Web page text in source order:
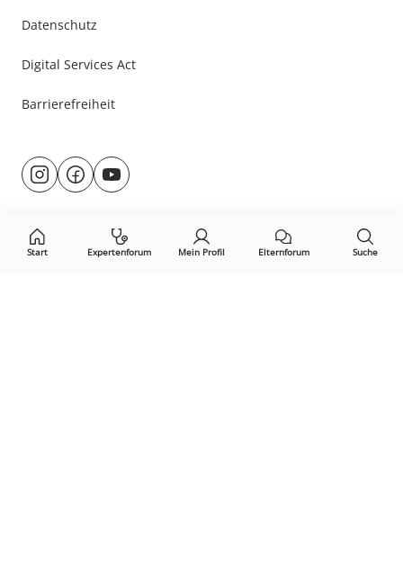
Start Expertenforum Mein Profil Elternforum Suche
Datenschutz
Digital Services Act
Barrierefreiheit
Besuche
uns@rund.ums.baby
facebook.com/rundumsbaby.de
youtube.com/@rundumsbaby_